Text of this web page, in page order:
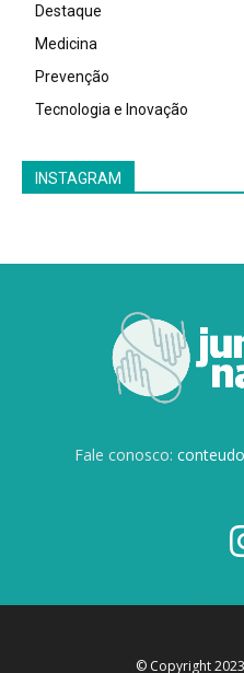
Destaque
Medicina
Prevenção
Tecnologia e Inovação
INSTAGRAM
Fale conosco:
© Copyright